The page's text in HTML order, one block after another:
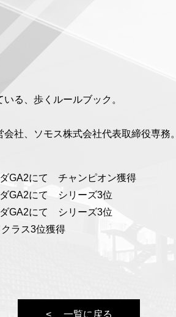
る、歩くルールブック。
社、ソモス株式会社代表取締役専務。
GA2にて チャンピオン獲得
GA2にて シリーズ3位
GA2にて シリーズ3位
ラス3位獲得
一覧に戻る